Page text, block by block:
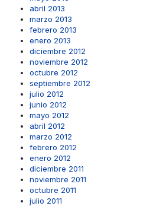
abril 2013
marzo 2013
febrero 2013
enero 2013
diciembre 2012
noviembre 2012
octubre 2012
septiembre 2012
julio 2012
junio 2012
mayo 2012
abril 2012
marzo 2012
febrero 2012
enero 2012
diciembre 2011
noviembre 2011
octubre 2011
julio 2011